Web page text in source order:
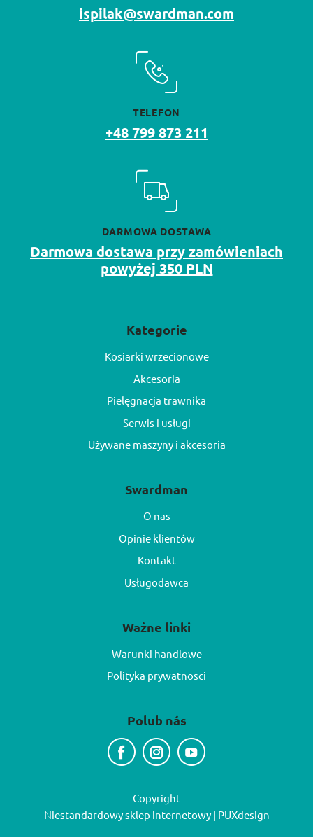
ispilak@swardman.com
TELEFON
+48 799 873 211
DARMOWA DOSTAWA
Darmowa dostawa przy zamówieniach
powyżej 350 PLN
Kategorie
Kosiarki wrzecionowe
Akcesoria
Pielęgnacja trawnika
Serwis i usługi
Używane maszyny i akcesoria
Swardman
O nas
Opinie klientów
Kontakt
Usługodawca
Ważne linki
Warunki handlowe
Polityka prywatnosci
Polub nás
Copyright
Niestandardowy sklep internetowy| PUXdesign